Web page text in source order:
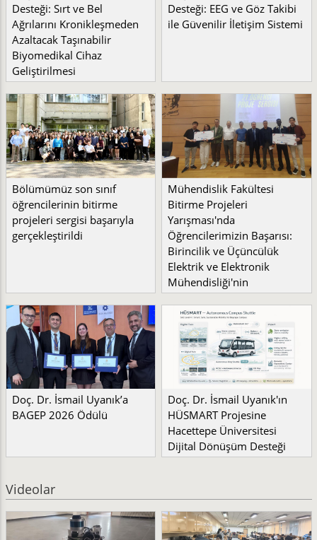
Desteği: Sırt ve Bel
Ağrılarını Kronikleşmeden
Azaltacak Taşınabilir
Biyomedikal Cihaz
Geliştirilmesi
Desteği: EEG ve Göz Takibi
ile Güvenilir İletişim Sistemi
Bölümümüz son sınıf
öğrencilerinin bitirme
projeleri sergisi başarıyla
gerçekleştirildi
Mühendislik Fakültesi
Bitirme Projeleri
Yarışması'nda
Öğrencilerimizin Başarısı:
Birincilik ve Üçüncülük
Elektrik ve Elektronik
Mühendisliği'nin
Doç. Dr. İsmail Uyanık’a
BAGEP 2026 Ödülü
Doç. Dr. İsmail Uyanık'ın
HÜSMART Projesine
Hacettepe Üniversitesi
Dijital Dönüşüm Desteği
Videolar